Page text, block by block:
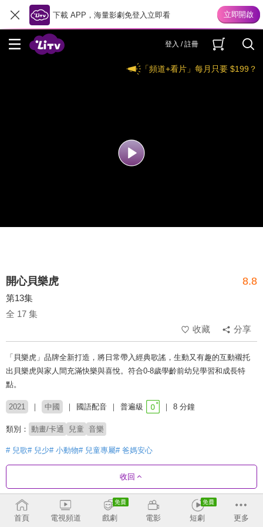
下載 APP，海量影劇免登入立即看
登入 / 註冊
「頻道+看片」每月只要 $199？
開心貝樂虎 8.8
第13集
全 17 集
收藏
分享
「貝樂虎」品牌全新打造，將日常帶入經典歌謠，生動又有趣的互動襯托
出貝樂虎與家人間充滿快樂與喜悅。符合0-8歲學齡前幼兒學習和成長特
點。
2021 中國 國語配音 普遍級 8 分鐘
類別： 動畫/卡通 兒童 音樂
# 兒歌# 兒少# 小動物# 兒童專屬# 爸媽安心
收回
劇集列表 正序
首頁 電視頻道 戲劇 電影 短劇 更多